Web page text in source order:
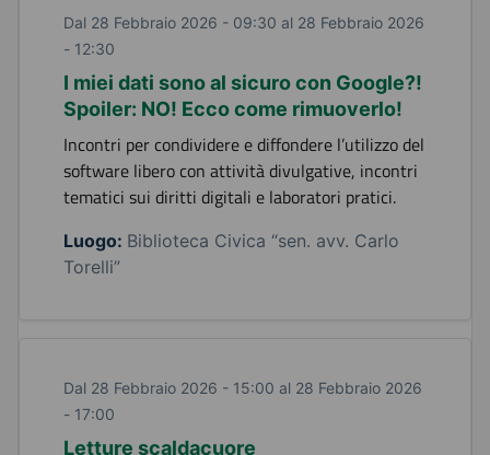
Dal 28 Febbraio 2026 - 09:30 al 28 Febbraio 2026
- 12:30
I miei dati sono al sicuro con Google?!
Spoiler: NO! Ecco come rimuoverlo!
Incontri per condividere e diffondere l’utilizzo del
software libero con attività divulgative, incontri
tematici sui diritti digitali e laboratori pratici.
Luogo: Biblioteca Civica “sen. avv. Carlo
Torelli”
Dal 28 Febbraio 2026 - 15:00 al 28 Febbraio 2026
- 17:00
Letture scaldacuore